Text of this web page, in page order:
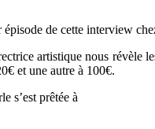
de cette interview
artistique nous révèle
et une autre à 100€.
s’est prêtée à